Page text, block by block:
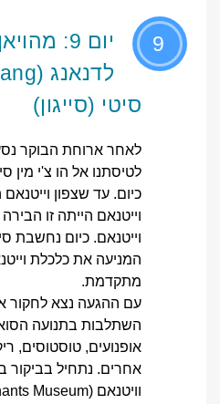
9
סיטי (סייגון)
לאחר ארוחת הבוקר
לטיסתנו אל הו צ'י מין
כיום. עד שצפון
וייטנאם הייתה זו
וייטנאם. כיום נחשבת
המניעה את כלכלת
מתקדמת.
עם ההגעה נצא לחקור
השתלבות בתנועה
אופנועים, טוסטוסים,
אחרים. נתחיל בביקור